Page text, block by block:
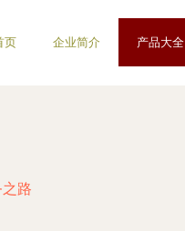
页 企业简介 产品大全
路